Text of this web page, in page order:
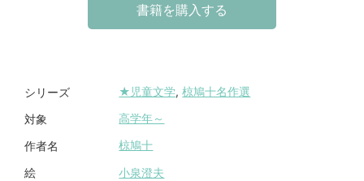
書籍を購入する
シリーズ ★児童文学,椋鳩十名作選
対象 高学年～
作者名 椋鳩十
絵 小泉澄夫